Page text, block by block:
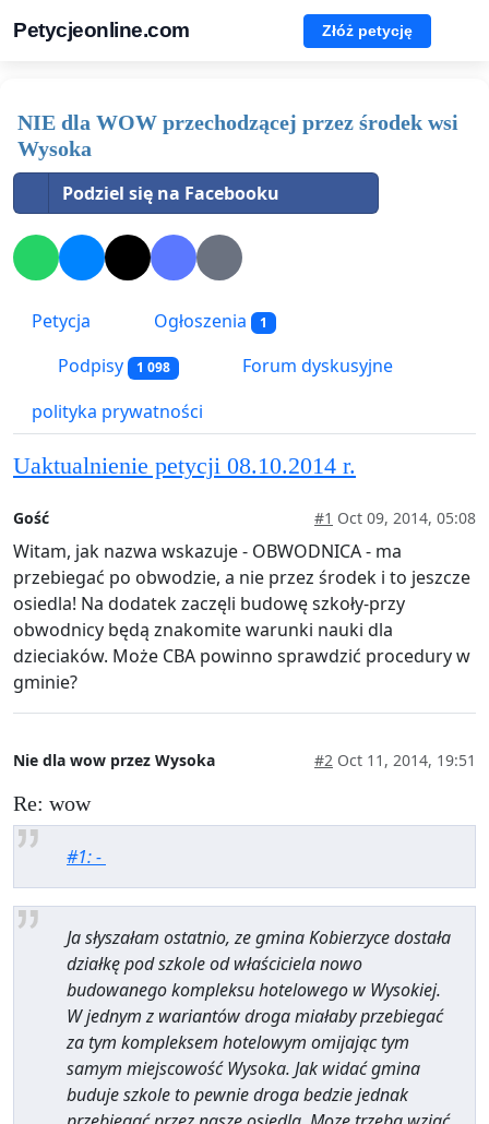
Petycjeonline.com Złóż petycję
NIE dla WOW przechodzącej przez środek wsi
Wysoka
Podziel się na Facebooku
Petycja Ogłoszenia 1
Podpisy 1 098
Forum dyskusyjne
polityka prywatności
Uaktualnienie petycji 08.10.2014 r.
Gość #1 Oct 09, 2014, 05:08
Witam, jak nazwa wskazuje - OBWODNICA - ma
przebiegać po obwodzie, a nie przez środek i to jeszcze
osiedla! Na dodatek zaczęli budowę szkoły-przy
obwodnicy będą znakomite warunki nauki dla
dzieciaków. Może CBA powinno sprawdzić procedury w
gminie?
Nie dla wow przez Wysoka #2 Oct 11, 2014, 19:51
Re: wow
#1: -
Ja słyszałam ostatnio, ze gmina Kobierzyce dostała
działkę pod szkole od właściciela nowo
budowanego kompleksu hotelowego w Wysokiej.
W jednym z wariantów droga miałaby przebiegać
za tym kompleksem hotelowym omijając tym
samym miejscowość Wysoka. Jak widać gmina
buduje szkole to pewnie droga bedzie jednak